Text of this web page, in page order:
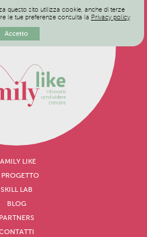
questo sito utilizza cookie, anche di terze
le tue preferenze consulta la Privacy policy
Accetto
LIKE
PROGETTO
SKILL LAB
BLOG
PARTNERS